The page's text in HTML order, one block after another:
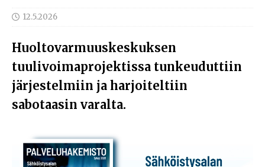
12.5.2026
Huoltovarmuuskeskuksen
tuulivoimaprojektissa tunkeuduttiin
järjestelmiin ja harjoiteltiin
sabotaasin varalta.